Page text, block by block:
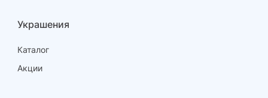
Украшения
Каталог
Акции